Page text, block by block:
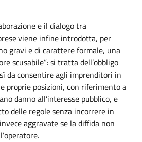
e il dialogo tra
viene infine introdotta, per
gravi e di carattere formale, una
scusabile”: si tratta dell’obbligo
da consentire agli imprenditori in
proprie posizioni, con riferimento a
danno all’interesse pubblico, e
delle regole senza incorrere in
aggravate se la diffida non